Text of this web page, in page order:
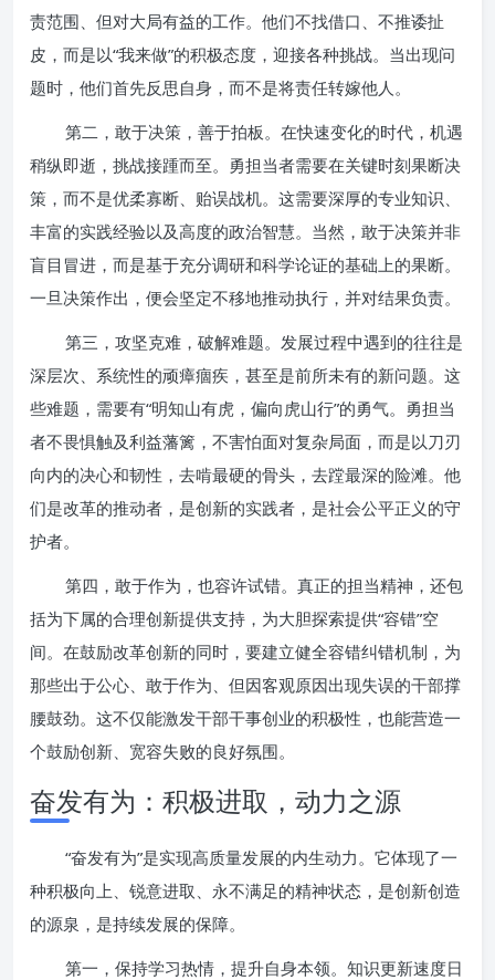
责范围、但对大局有益的工作。他们不找借口、不推诿扯
皮，而是以“我来做”的积极态度，迎接各种挑战。当出现问
题时，他们首先反思自身，而不是将责任转嫁他人。
第二，敢于决策，善于拍板。在快速变化的时代，机遇
稍纵即逝，挑战接踵而至。勇担当者需要在关键时刻果断决
策，而不是优柔寡断、贻误战机。这需要深厚的专业知识、
丰富的实践经验以及高度的政治智慧。当然，敢于决策并非
盲目冒进，而是基于充分调研和科学论证的基础上的果断。
一旦决策作出，便会坚定不移地推动执行，并对结果负责。
第三，攻坚克难，破解难题。发展过程中遇到的往往是
深层次、系统性的顽瘴痼疾，甚至是前所未有的新问题。这
些难题，需要有“明知山有虎，偏向虎山行”的勇气。勇担当
者不畏惧触及利益藩篱，不害怕面对复杂局面，而是以刀刃
向内的决心和韧性，去啃最硬的骨头，去蹚最深的险滩。他
们是改革的推动者，是创新的实践者，是社会公平正义的守
护者。
第四，敢于作为，也容许试错。真正的担当精神，还包
括为下属的合理创新提供支持，为大胆探索提供“容错”空
间。在鼓励改革创新的同时，要建立健全容错纠错机制，为
那些出于公心、敢于作为、但因客观原因出现失误的干部撑
腰鼓劲。这不仅能激发干部干事创业的积极性，也能营造一
个鼓励创新、宽容失败的良好氛围。
奋发有为：积极进取，动力之源
“奋发有为”是实现高质量发展的内生动力。它体现了一
种积极向上、锐意进取、永不满足的精神状态，是创新创造
的源泉，是持续发展的保障。
第一，保持学习热情，提升自身本领。知识更新速度日